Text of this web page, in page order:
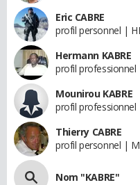
Eric CABRE
profil personnel |
Hermann KABRE
profil professionnel
Mounirou KABRE
profil professionnel
Thierry CABRE
profil personnel |
Nom "KABRE"